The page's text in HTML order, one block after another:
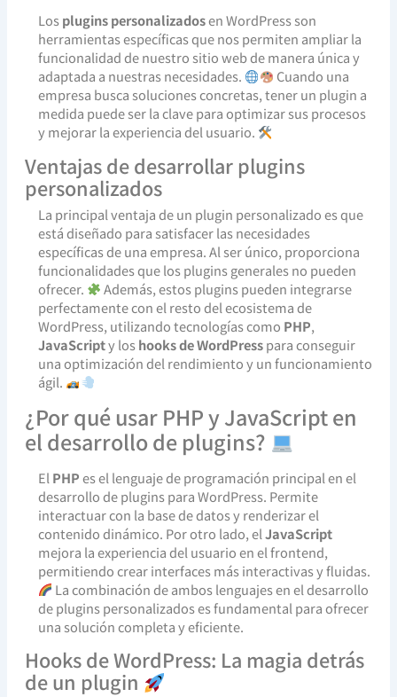
Losplugins personalizadosen WordPress son
herramientas específicas que nos permiten ampliar la
funcionalidad de nuestro sitio web de manera única y
adaptada a nuestras necesidades.
Cuando una
empresa busca soluciones concretas, tener un plugin a
medida puede ser la clave para optimizar sus procesos
y mejorar la experiencia del usuario.
Ventajas de desarrollar plugins
personalizados
La principal ventaja de un plugin personalizado es que
está diseñado para satisfacer las necesidades
específicas de una empresa. Al ser único, proporciona
funcionalidades que los plugins generales no pueden
ofrecer.
Además, estos plugins pueden integrarse
perfectamente con el resto del ecosistema de
WordPress, utilizando tecnologías como PHP,
JavaScripty loshooks de WordPresspara conseguir
una optimización del rendimiento y un funcionamiento
ágil.
¿Por qué usar PHP y JavaScript en
el desarrollo de plugins?
El PHPes el lenguaje de programación principal en el
desarrollo de plugins para WordPress. Permite
interactuar con la base de datos y renderizar el
contenido dinámico. Por otro lado, elJavaScript
mejora la experiencia del usuario en el frontend,
permitiendo crear interfaces más interactivas y fluidas.
La combinación de ambos lenguajes en el desarrollo
de plugins personalizados es fundamental para ofrecer
una solución completa y eficiente.
Hooks de WordPress: La magia detrás
de un plugin